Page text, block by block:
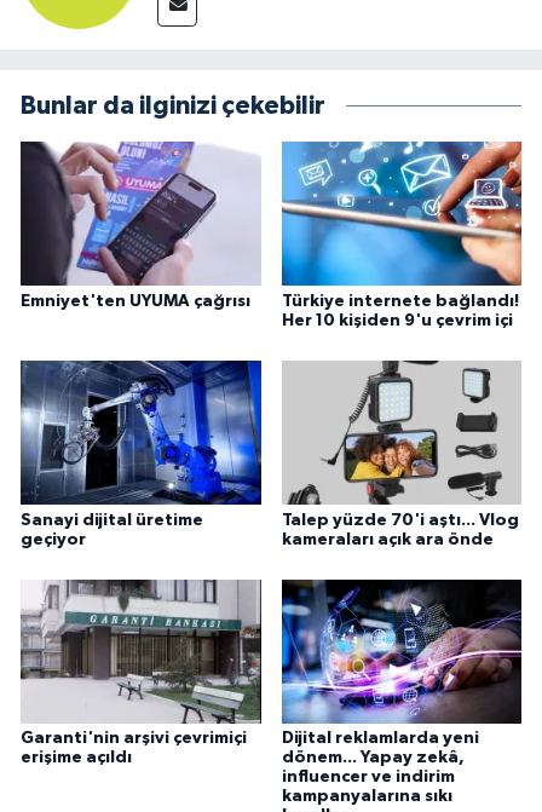
Bunlar da ilginizi çekebilir
Emniyet'ten UYUMA çağrısı
Türkiye internete bağlandı!
Her 10 kişiden 9'u çevrim içi
Sanayi dijital üretime
geçiyor
Talep yüzde 70'i aştı... Vlog
kameraları açık ara önde
Garanti'nin arşivi çevrimiçi
erişime açıldı
Dijital reklamlarda yeni
dönem... Yapay zekâ,
influencer ve indirim
kampanyalarına sıkı